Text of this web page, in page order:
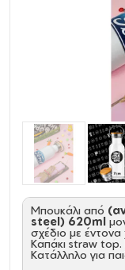
Mπουκάλι από
steel) 620ml
σχέδιο με
Καπάκι straw top.
Κατάλληλο για